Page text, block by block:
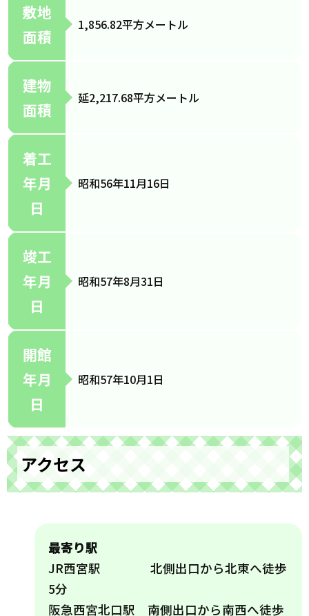
敷地
面積
1,856.82平方メートル
建物
面積
延2,217.68平方メートル
着工
年月
日
昭和56年11月16日
竣工
年月
日
昭和57年8月31日
開館
年月
日
昭和57年10月1日
アクセス
最寄り駅
JR西宮駅 北側出口から北東へ徒歩
5分
阪急西宮北口駅 南側出口から南西へ徒歩